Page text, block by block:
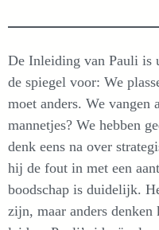
De Inleiding van Pauli is
de spiegel voor: We
moet anders. We
mannetjes? We hebben
denk eens na over
hij de fout in met een
boodschap is duidelijk.
zijn, maar anders denken